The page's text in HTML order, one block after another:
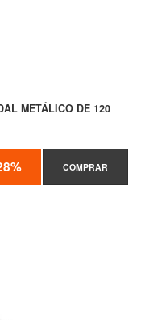
METÁLICO DE 120
COMPRAR